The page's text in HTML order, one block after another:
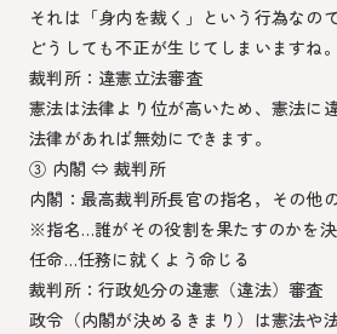
それは「身内を裁く」という行為なの
どうしても不正が生じてしまいますね。
裁判所：違憲立法審査
憲法は法律より位が高いため、憲法に
法律があれば無効にできます。
③ 内閣 ⇔ 裁判所
内閣：最高裁判所長官の指名，その他
※指名…誰がその役割を果たすのかを
任命…任務に就くよう命じる
裁判所：行政処分の違憲（違法）審査
政令（内閣が決めるきまり）は憲法や